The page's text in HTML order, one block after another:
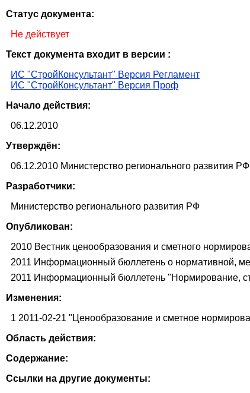
Статус документа:
Не действует
Текст документа входит в версии :
ИС "СтройКонсультант" Версия Регламент
ИС "СтройКонсультант" Версия Проф
Начало действия:
06.12.2010
Утверждён:
06.12.2010 Министерство регионального развития
Разработчики:
Министерство регионального развития РФ
Опубликован:
2010 Вестник ценообразования и сметного
2011 Информационный бюллетень о нормативной,
2011 Информационный бюллетень "Нормирование,
Изменения:
1 2011-02-21 "Ценообразование и сметное
Область действия:
Содержание:
Ссылки на другие документы: